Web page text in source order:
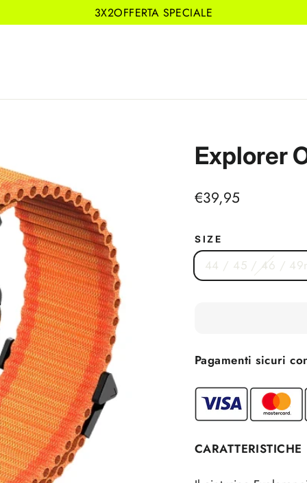
3X2OFFERTA SPECIALE
Explorer
Prezzo
listino
€39,95
SIZE
44 / 45 / 46 /
Pagamenti sicuri
CARATTERISTICHE